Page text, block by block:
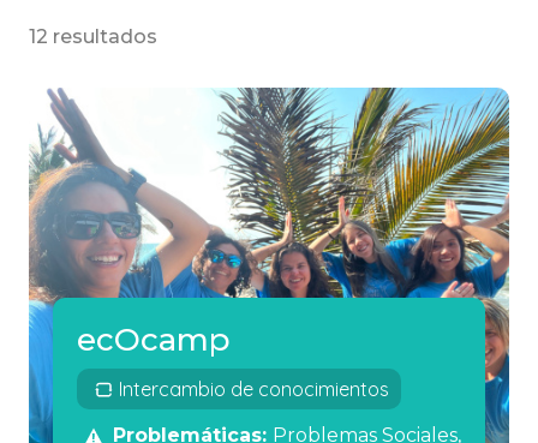
12 resultados
ecOcamp
Intercambio de conocimientos
Problemáticas: Problemas Sociales